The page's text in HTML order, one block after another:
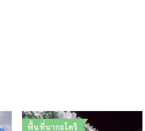
พื้นที่นากะโดริ